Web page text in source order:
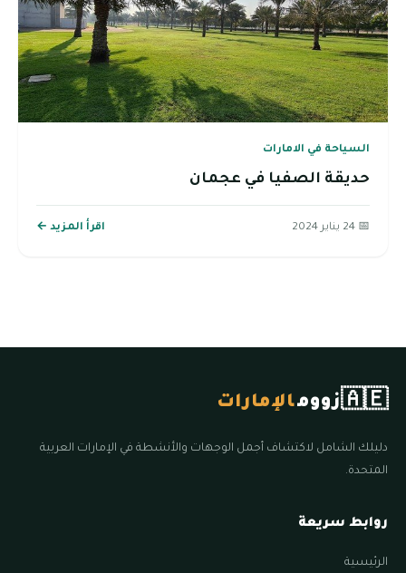
السياحة في الامارات
حديقة الصفيا في عجمان
📅 24 يناير 2024 اقرأ المزيد ←
🇦🇪زوومالإمارات
دليلك الشامل لاكتشاف أجمل الوجهات والأنشطة في الإمارات العربية
المتحدة.
روابط سريعة
الرئيسية